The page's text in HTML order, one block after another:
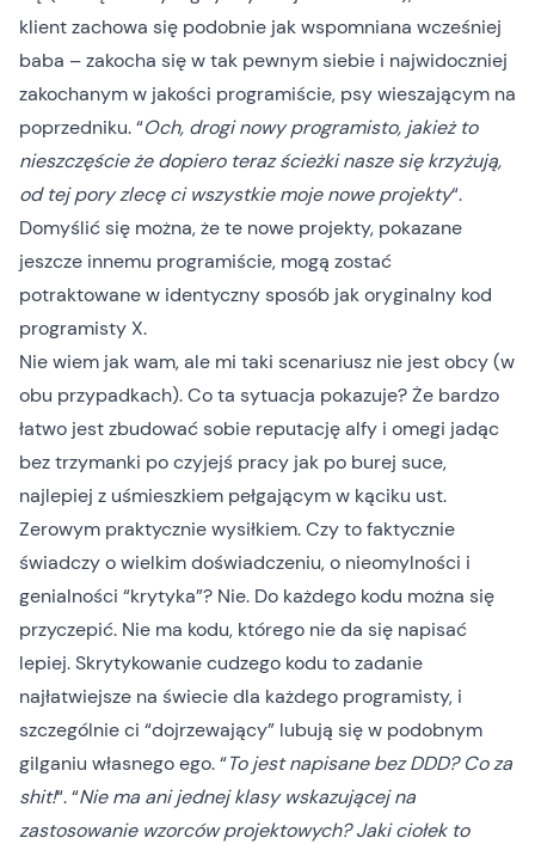
klient zachowa się podobnie jak wspomniana wcześniej
baba – zakocha się w tak pewnym siebie i najwidoczniej
zakochanym w jakości programiście, psy wieszającym na
poprzedniku. “Och, drogi nowy programisto, jakież to
nieszczęście że dopiero teraz ścieżki nasze się krzyżują,
od tej pory zlecę ci wszystkie moje nowe projekty“.
Domyślić się można, że te nowe projekty, pokazane
jeszcze innemu programiście, mogą zostać
potraktowane w identyczny sposób jak oryginalny kod
programisty X.
Nie wiem jak wam, ale mi taki scenariusz nie jest obcy (w
obu przypadkach). Co ta sytuacja pokazuje? Że bardzo
łatwo jest zbudować sobie reputację alfy i omegi jadąc
bez trzymanki po czyjejś pracy jak po burej suce,
najlepiej z uśmieszkiem pełgającym w kąciku ust.
Zerowym praktycznie wysiłkiem. Czy to faktycznie
świadczy o wielkim doświadczeniu, o nieomylności i
genialności “krytyka”? Nie. Do każdego kodu można się
przyczepić. Nie ma kodu, którego nie da się napisać
lepiej. Skrytykowanie cudzego kodu to zadanie
najłatwiejsze na świecie dla każdego programisty, i
szczególnie ci “dojrzewający” lubują się w podobnym
gilganiu własnego ego. “To jest napisane bez DDD? Co za
shit!“. “Nie ma ani jednej klasy wskazującej na
zastosowanie wzorców projektowych? Jaki ciołek to